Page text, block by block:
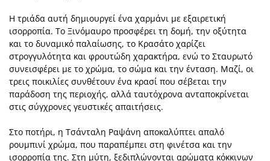
Η τριάδα αυτή δημιουργεί ένα χαρμάνι με εξαιρετική
ισορροπία. Το Ξινόμαυρο προσφέρει τη δομή, την οξύτητα
και το δυναμικό παλαίωσης, το Κρασάτο χαρίζει
στρογγυλότητα και φρουτώδη χαρακτήρα, ενώ το Σταυρωτό
συνεισφέρει με το χρώμα, το σώμα και την ένταση. Μαζί, οι
τρεις ποικιλίες συνθέτουν ένα κρασί που σέβεται την
παράδοση της περιοχής, αλλά ταυτόχρονα ανταποκρίνεται
στις σύγχρονες γευστικές απαιτήσεις.
Στο ποτήρι, η Τσάνταλη Ραψάνη αποκαλύπτει απαλό
ρουμπινί χρώμα, που παραπέμπει στη φινέτσα και την
ισορροπία της. Στη μύτη, ξεδιπλώνονται αρώματα κόκκινων